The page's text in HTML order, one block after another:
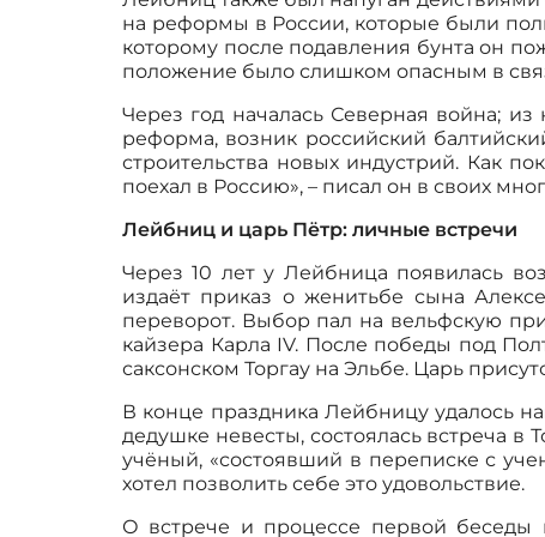
на реформы в России, которые были
которому после подавления бунта он
положение было слишком опасным в
Через год началась Северная война; из
реформа, возник российский
строительства новых индустрий. Как
поехал в Россию», – писал он в своих
Лейбниц и царь Пётр: личные встречи
Через 10 лет у Лейбница появилась
издаёт приказ о женитьбе сына
переворот. Выбор пал на вельфскую
кайзера Карла IV. После победы под
саксонском Торгау на Эльбе. Царь
В конце праздника Лейбницу удалось
дедушке невесты, состоялась встреча в
учёный, «состоявший в переписке с
хотел позволить себе это удовольствие.
О встрече и процессе первой